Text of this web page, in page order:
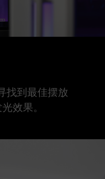
找到最佳摆放
效果。